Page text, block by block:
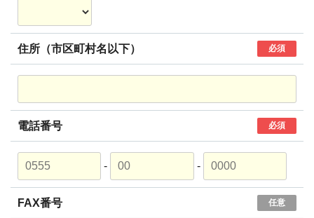
住所（市区町村名以下） 必須
電話番号 必須
- -
FAX番号 任意